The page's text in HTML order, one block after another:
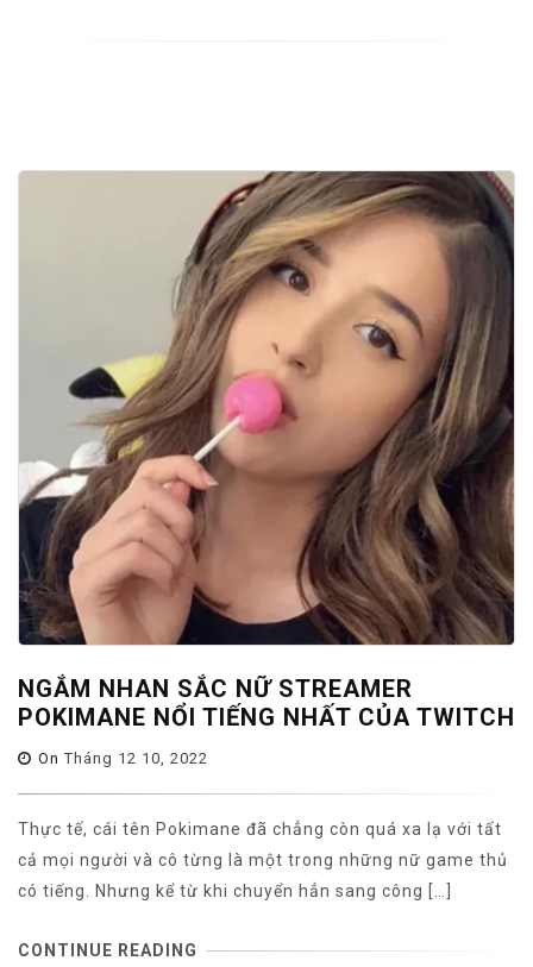
NGẮM NHAN SẮC NỮ STREAMER
POKIMANE NỔI TIẾNG NHẤT CỦA TWITCH
On Tháng 12 10, 2022
Thực tế, cái tên Pokimane đã chẳng còn quá xa lạ với tất
cả mọi người và cô từng là một trong những nữ game thủ
có tiếng. Nhưng kể từ khi chuyển hẳn sang công […]
CONTINUE READING